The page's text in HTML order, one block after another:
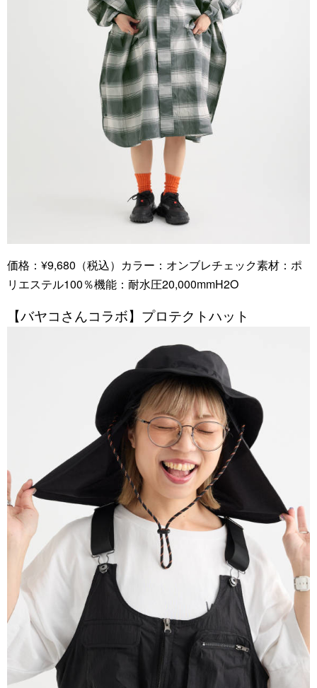
価格：¥9,680（税込）カラー：オンブレチェック素材：ポ
リエステル100％機能：耐水圧20,000mmH2O
【バヤコさんコラボ】プロテクトハット